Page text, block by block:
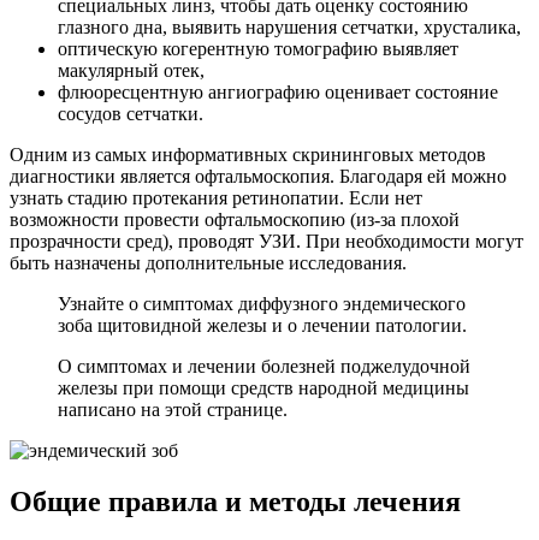
специальных линз, чтобы дать оценку состоянию
глазного дна, выявить нарушения сетчатки, хрусталика,
оптическую когерентную томографию выявляет
макулярный отек,
флюоресцентную ангиографию оценивает состояние
сосудов сетчатки.
Одним из самых информативных скрининговых методов
диагностики является офтальмоскопия. Благодаря ей можно
узнать стадию протекания ретинопатии. Если нет
возможности провести офтальмоскопию (из-за плохой
прозрачности сред), проводят УЗИ. При необходимости могут
быть назначены дополнительные исследования.
Узнайте о симптомах диффузного эндемического
зоба щитовидной железы и о лечении патологии.
О симптомах и лечении болезней поджелудочной
железы при помощи средств народной медицины
написано на этой странице.
Общие правила и методы лечения